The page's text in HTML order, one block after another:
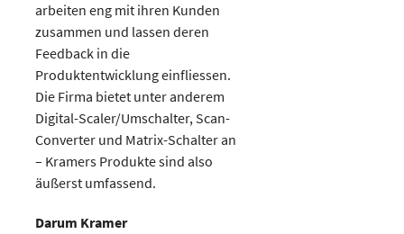
arbeiten eng mit ihren Kunden
zusammen und lassen deren
Feedback in die
Produktentwicklung einfliessen.
Die Firma bietet unter anderem
Digital-Scaler/Umschalter, Scan-
Converter und Matrix-Schalter an
– Kramers Produkte sind also
äußerst umfassend.
Darum Kramer